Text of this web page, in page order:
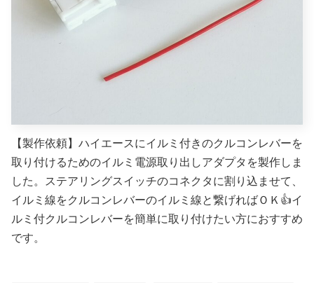
【製作依頼】ハイエースにイルミ付きのクルコンレバーを
取り付けるためのイルミ電源取り出しアダプタを製作しま
した。ステアリングスイッチのコネクタに割り込ませて、
イルミ線をクルコンレバーのイルミ線と繋げればＯＫ👍イ
ルミ付クルコンレバーを簡単に取り付けたい方におすすめ
です。